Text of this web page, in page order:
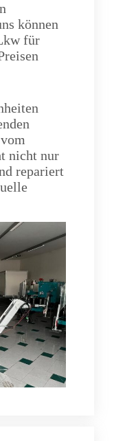
können
für
nicht nur
repariert